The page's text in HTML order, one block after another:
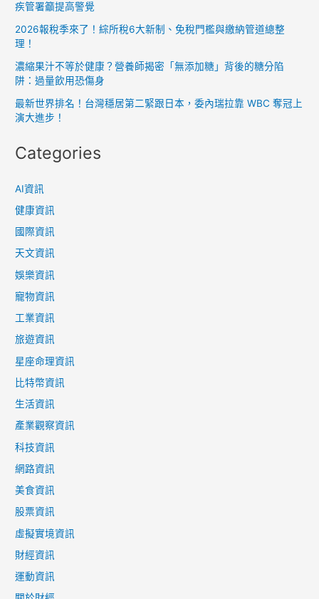
疾管署籲提高警覺
2026報稅季來了！綜所稅6大新制、免稅門檻與繳納管道總整
理！
濃縮果汁不等於健康？營養師揭密「無添加糖」背後的糖分陷
阱：過量飲用恐傷身
最新世界排名！台灣穩居第二緊跟日本，委內瑞拉靠 WBC 奪冠上
演大進步！
Categories
AI資訊
健康資訊
國際資訊
天文資訊
娛樂資訊
寵物資訊
工業資訊
旅遊資訊
星座命理資訊
比特幣資訊
生活資訊
產業觀察資訊
科技資訊
網路資訊
美食資訊
股票資訊
虛擬實境資訊
財經資訊
運動資訊